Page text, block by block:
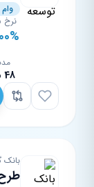
نرخ
48 ماه
بانک